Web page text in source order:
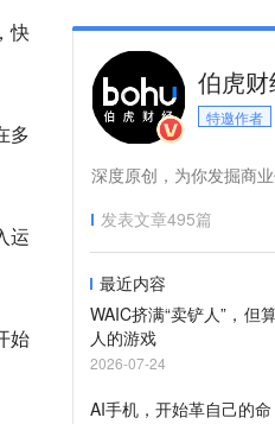
快
多
运
始
伯虎
特邀作者
深度原创，为你发掘商业
发表文章495篇
最近内容
WAIC挤满“卖铲人”，但
人的游戏
2026-07-24
AI手机，开始革自己的命